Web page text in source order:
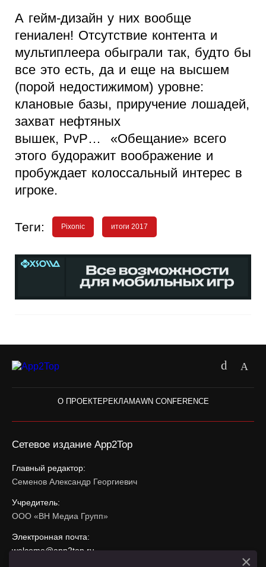
А гейм-дизайн у них вообще
гениален! Отсутствие контента и
мультиплеера обыграли так, будто бы
все это есть, да и еще на высшем
(порой недостижимом) уровне:
клановые базы, приручение лошадей,
захват нефтяных
вышек, PvP… «Обещание» всего
этого будоражит воображение и
пробуждает колоссальный интерес в
игроке.
Теги: Pixonic итоги 2017
О ПРОЕКТЕ РЕКЛАМАWN CONFERENCE
Сетевое издание App2Top
Главный редактор:
Семенов Александр Георгиевич
Учредитель:
ООО «ВН Медиа Групп»
Электронная почта:
welcome@app2top.ru
×